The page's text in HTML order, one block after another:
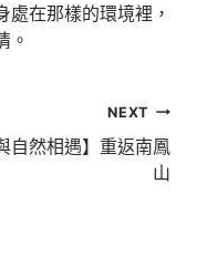
在那樣的環境裡，
。
NEXT
自然相遇】重返南鳳
山